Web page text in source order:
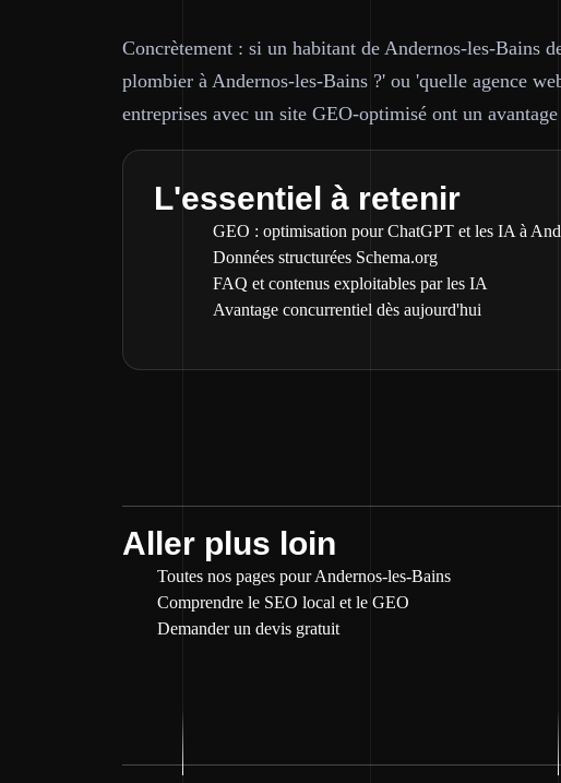
Concrètement : si un habitant de Andernos-les-Bains
plombier à Andernos-les-Bains ?' ou 'quelle agence
entreprises avec un site GEO-optimisé ont un
L'essentiel à retenir
GEO : optimisation pour ChatGPT et les IA à
Données structurées Schema.org
FAQ et contenus exploitables par les IA
Avantage concurrentiel dès aujourd'hui
Aller plus loin
Toutes nos pages pour Andernos-les-Bains
Comprendre le SEO local et le GEO
Demander un devis gratuit